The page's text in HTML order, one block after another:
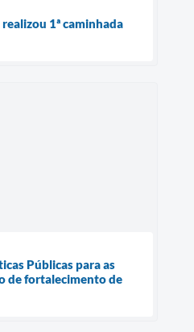
1ª caminhada
Públicas para as
de fortalecimento de